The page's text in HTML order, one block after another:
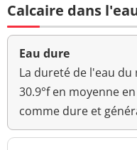
à 36°-44h
Odeur (qualitatif)
pH
Calcaire dans
Eau dure
La dureté de l'eau
30.9°f en moyenne
comme dure et